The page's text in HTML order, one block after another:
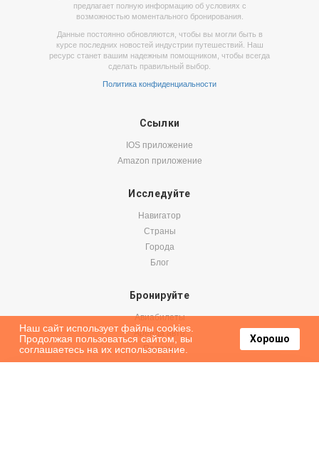
предлагает полную информацию об условиях с
возможностью моментального бронирования.
Данные постоянно обновляются, чтобы вы могли быть в
курсе последних новостей индустрии путешествий. Наш
ресурс станет вашим надежным помощником, чтобы всегда
сделать правильный выбор.
Политика конфиденциальности
Ссылки
IOS приложение
Amazon приложение
Исследуйте
Навигатор
Страны
Города
Блог
Бронируйте
Авиабилеты
Аренда авто
Паромы
Наш сайт использует файлы cookies.
Продолжая пользоваться сайтом, вы
соглашаетесь на их использование.
Хорошо